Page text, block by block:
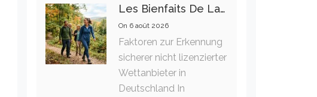
Les Bienfaits De La Marche Sur La Santé Physique Et Mentale
On 6 août 2026
Faktoren zur Erkennung
sicherer nicht lizenzierter
Wettanbieter in
Deutschland In